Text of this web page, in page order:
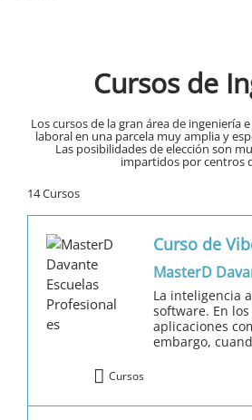
Cursos de
Los cursos de la gran área de ingeniería
laboral en una parcela muy amplia y
Las posibilidades de elección son
impartidos por centros
14 Cursos
Curso de
MasterD
La inteligencia
software. En
aplicaciones
embargo,
Cursos